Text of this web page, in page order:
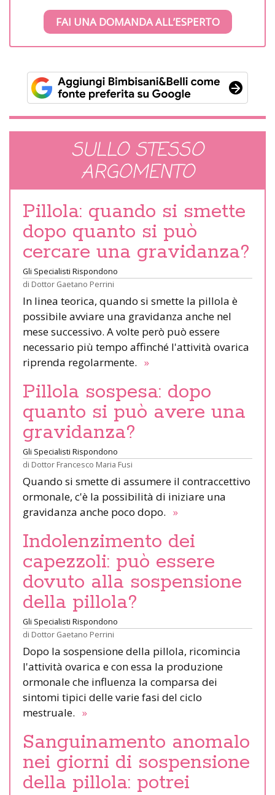
FAI UNA DOMANDA ALL’ESPERTO
SULLO STESSO
ARGOMENTO
Pillola: quando si smette
dopo quanto si può
cercare una gravidanza?
Gli Specialisti Rispondono
di Dottor Gaetano Perrini
In linea teorica, quando si smette la pillola è
possibile avviare una gravidanza anche nel
mese successivo. A volte però può essere
necessario più tempo affinché l'attività ovarica
riprenda regolarmente. »
Pillola sospesa: dopo
quanto si può avere una
gravidanza?
Gli Specialisti Rispondono
di Dottor Francesco Maria Fusi
Quando si smette di assumere il contraccettivo
ormonale, c'è la possibilità di iniziare una
gravidanza anche poco dopo. »
Indolenzimento dei
capezzoli: può essere
dovuto alla sospensione
della pillola?
Gli Specialisti Rispondono
di Dottor Gaetano Perrini
Dopo la sospensione della pillola, ricomincia
l'attività ovarica e con essa la produzione
ormonale che influenza la comparsa dei
sintomi tipici delle varie fasi del ciclo
mestruale. »
Sanguinamento anomalo
nei giorni di sospensione
della pillola: potrei